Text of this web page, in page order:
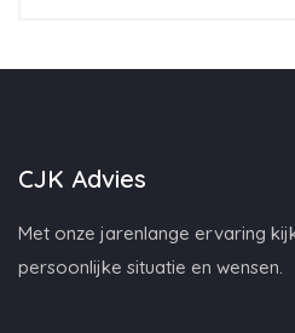
CJK Advies
Met onze jarenlange ervaring
persoonlijke situatie en wensen.